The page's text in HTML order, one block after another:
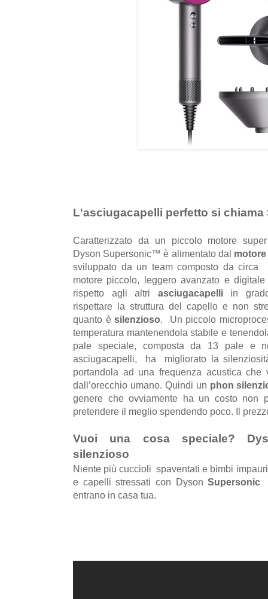
L'asciugacapelli perfetto si
Caratterizzato da un piccolo motore
Dyson Supersonic™ è alimentato dal
sviluppato da un team composto da circa
motore piccolo, leggero avanzato e
rispetto agli altri asciugacapelliin grado
rispettare la struttura del capello e non
quanto èsilenzioso. Un piccolo
temperatura mantenendola stabile e
pale speciale, composta da 13 pale e
asciugacapelli, ha migliorato la
portandola ad una frequenza acustica che
dall’orecchio umano. Quindi un phon
genere che ovviamente ha un costo non
pretendere il meglio spendendo poco. Il
Vuoi una cosa speciale?
silenzioso
Niente più cuccioli spaventati e bimbi
e capelli stressati con DysonSupersonic
entrano in casa tua.